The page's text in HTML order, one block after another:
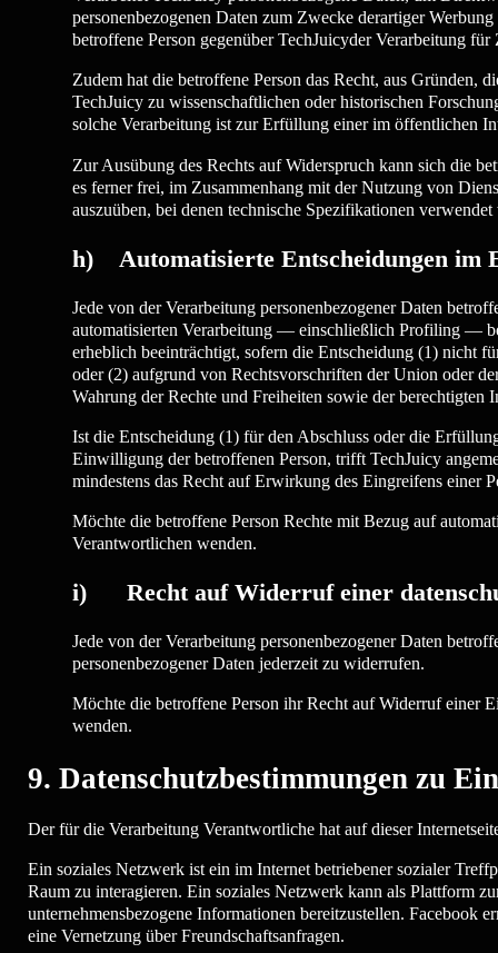
personenbezogenen Daten zum Zwecke derartiger
betroffene Person gegenüber TechJuicyder Verarbeitung
Zudem hat die betroffene Person das Recht, aus Gründen,
TechJuicy zu wissenschaftlichen oder historischen
solche Verarbeitung ist zur Erfüllung einer im öffentlichen
Zur Ausübung des Rechts auf Widerspruch kann sich die
es ferner frei, im Zusammenhang mit der Nutzung von
auszuüben, bei denen technische Spezifikationen verwendet
h) Automatisierte Entscheidungen im
Jede von der Verarbeitung personenbezogener Daten
automatisierten Verarbeitung — einschließlich Profiling —
erheblich beeinträchtigt, sofern die Entscheidung (1) nicht
oder (2) aufgrund von Rechtsvorschriften der Union oder
Wahrung der Rechte und Freiheiten sowie der
Ist die Entscheidung (1) für den Abschluss oder die
Einwilligung der betroffenen Person, trifft TechJuicy
mindestens das Recht auf Erwirkung des Eingreifens einer
Möchte die betroffene Person Rechte mit Bezug auf
Verantwortlichen wenden.
i) Recht auf Widerruf einer
Jede von der Verarbeitung personenbezogener Daten
personenbezogener Daten jederzeit zu widerrufen.
Möchte die betroffene Person ihr Recht auf Widerruf einer
wenden.
9. Datenschutzbestimmungen zu
Der für die Verarbeitung Verantwortliche hat auf dieser
Ein soziales Netzwerk ist ein im Internet betriebener sozialer
Raum zu interagieren. Ein soziales Netzwerk kann als Plattform
unternehmensbezogene Informationen bereitzustellen. Facebook
eine Vernetzung über Freundschaftsanfragen.